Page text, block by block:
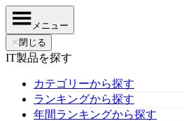
メニュー
✕ 閉じる
IT製品を探す
カテゴリーから探す
ランキングから探す
年間ランキングから探す